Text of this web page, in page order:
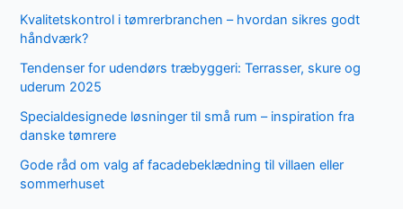
Kvalitetskontrol i tømrerbranchen – hvordan sikres godt
håndværk?
Tendenser for udendørs træbyggeri: Terrasser, skure og
uderum 2025
Specialdesignede løsninger til små rum – inspiration fra
danske tømrere
Gode råd om valg af facadebeklædning til villaen eller
sommerhuset